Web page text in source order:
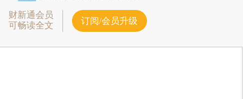
财新通会员
可畅读全文
订阅/会员升级